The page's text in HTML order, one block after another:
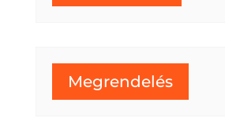
Megrendelés